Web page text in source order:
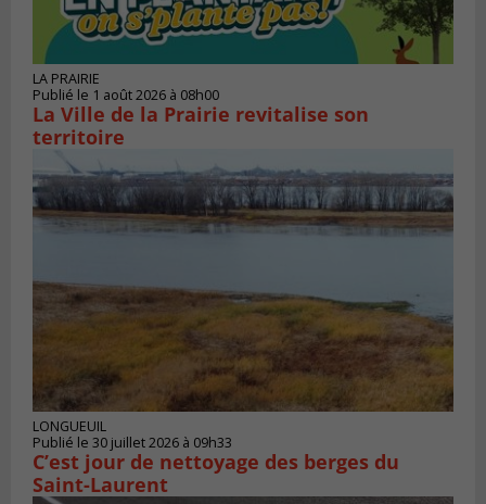
LA PRAIRIE
Publié le 1 août 2026 à 08h00
La Ville de la Prairie revitalise son
territoire
LONGUEUIL
Publié le 30 juillet 2026 à 09h33
C’est jour de nettoyage des berges du
Saint-Laurent